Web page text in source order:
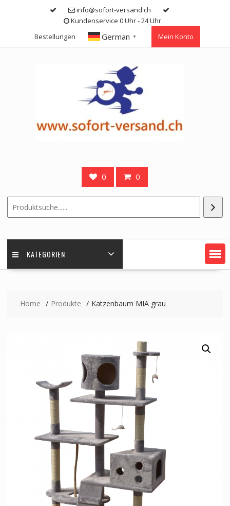
info@sofort-versand.ch
Kundenservice 0 Uhr - 24 Uhr
Bestellungen
German ▼ Mein Konto
0 0
KATEGORIEN
Home Produkte Katzenbaum MIA grau